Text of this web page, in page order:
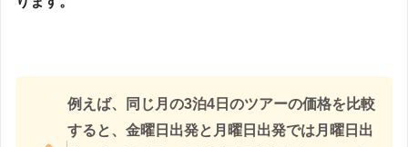
例えば、同じ月の3泊4日のツアーの価格を比較
すると、金曜日出発と月曜日出発では月曜日出